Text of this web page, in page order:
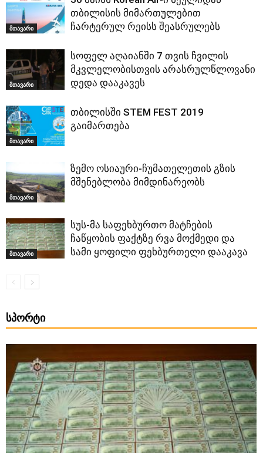
მთავარი
თბილისის მიმართულებით
ჩარტერულ რეისს შეასრულებს
მთავარი
სოფელ აღაიანში 7 თვის ჩვილის
მკვლელობისთვის არასრულწლოვანი
დედა დააკავეს
მთავარი
თბილისში STEM FEST 2019
გაიმართება
მთავარი
ზემო ოსიაური-ჩუმათელეთის გზის
მშენებლობა მიმდინარეობს
მთავარი
სუს-მა საფეხბურთო მატჩების
ჩაწყობის ფაქტზე რვა მოქმედი და
სამი ყოფილი ფეხბურთელი დააკავა
ᲡᲞᲝᲠᲢᲘ